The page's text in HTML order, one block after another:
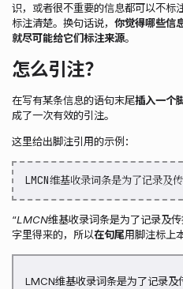
识，或者很不重要的信息都可以不标
标注清楚。换句话说， 你觉得哪些信
就尽可能给它们标注来源。
怎么引注？
在写有某条信息的语句末尾插入一个
成了一次有效的引注。
这里给出脚注引用的示例：
LMCN维基收录词条是为了
“LMCN维基收录词条是为了记录及
字里得来的，所以在句尾用脚注标上
LMCN维基收录词条是为了记录及